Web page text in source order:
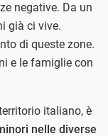
negative. Da un
già ci vive.
di queste zone.
e le famiglie con
italiano, è
nelle diverse